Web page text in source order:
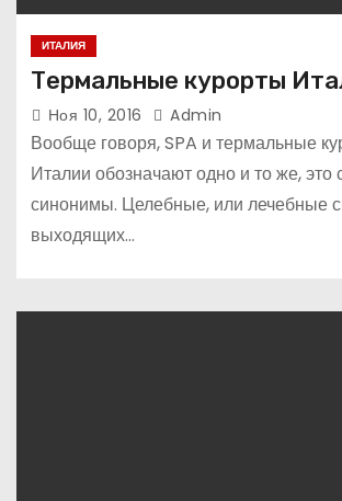
ИТАЛИЯ
Термальные курорты
Ноя 10, 2016 Admin
Вообще говоря, SPA и термальные
Италии обозначают одно и то же, это
синонимы. Целебные, или лечебные
выходящих…